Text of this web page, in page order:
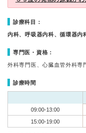
診療科目：
内科、呼吸器内科、循環器内
専門医・資格：
外科専門医、心臓血管外科専
診療時間
09:00-13:00
15:00-19:00